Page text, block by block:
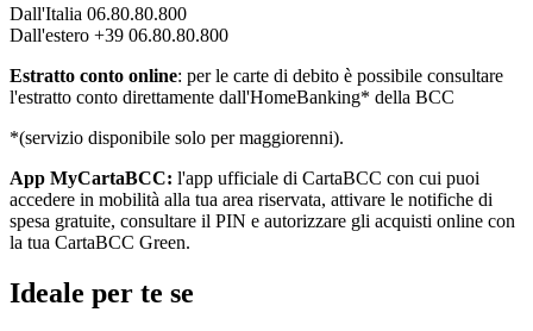
Dall'Italia 06.80.80.800
Dall'estero +39 06.80.80.800
Estratto conto online: per le carte di debito è possibile consultare
l'estratto conto direttamente dall'HomeBanking* della BCC
*(servizio disponibile solo per maggiorenni).
App MyCartaBCC: l'app ufficiale di CartaBCC con cui puoi
accedere in mobilità alla tua area riservata, attivare le notifiche di
spesa gratuite, consultare il PIN e autorizzare gli acquisti online con
la tua CartaBCC Green.
Ideale per te se